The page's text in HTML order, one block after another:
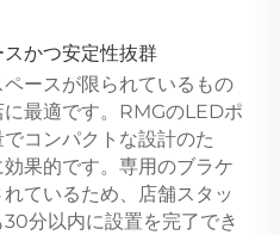
かつ安定性抜群
ースが限られているもの
最適です。RMGのLEDポ
コンパクトな設計のた
果的です。専用のブラケ
ているため、店舗スタッ
分以内に設置を完了でき